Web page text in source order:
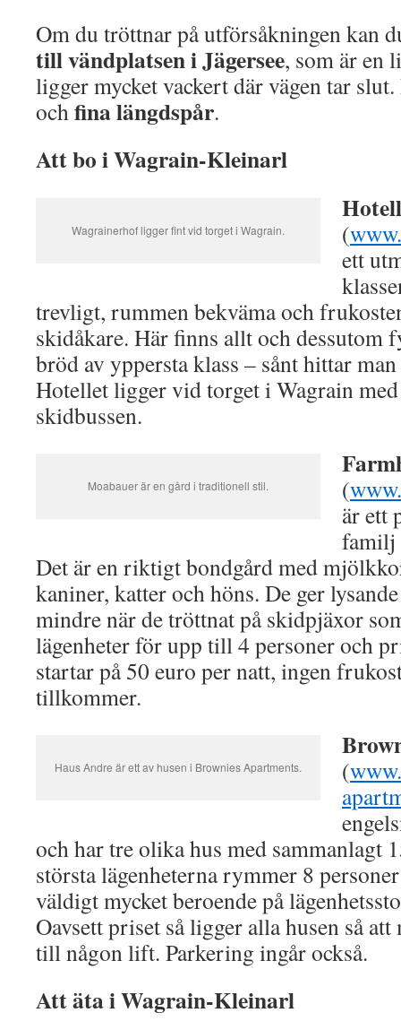
Om du tröttnar på utförsåkningen kan
till vändplatsen i Jägersee, som är en
ligger mycket vackert där vägen tar
ochfina längdspår.
Att bo i Wagrain-Kleinarl
Wagrainerhof ligger fint vid torget i Wagrain. (
ett
trevligt, rummen bekväma och
skidåkare. Här finns allt och dessutom
bröd av yppersta klass – sånt hittar
Hotellet ligger vid torget i Wagrain
skidbussen.
Moabauer är en gård i traditionell stil. (
är ett
familj
Det är en riktigt bondgård med
kaniner, katter och höns. De ger
mindre när de tröttnat på skidpjäxor
lägenheter för upp till 4 personer och
startar på 50 euro per natt, ingen
tillkommer.
Haus Andre är ett av husen i Brownies Apartments. (
och har tre olika hus med sammanlagt
största lägenheterna rymmer 8
väldigt mycket beroende på
Oavsett priset så ligger alla husen så
till någon lift. Parkering ingår också.
Att äta i Wagrain-Kleinarl